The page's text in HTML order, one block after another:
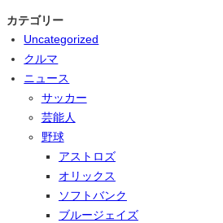
カテゴリー
Uncategorized
クルマ
ニュース
サッカー
芸能人
野球
アストロズ
オリックス
ソフトバンク
ブルージェイズ